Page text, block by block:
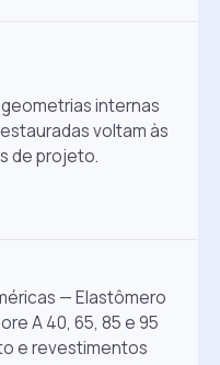
internas
voltam às
de projeto.
— Elastômero
A 40, 65, 85 e 95
e revestimentos